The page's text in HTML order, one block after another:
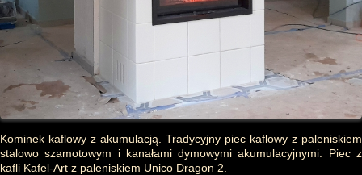
Kominek kaflowy z akumulacją. Tradycyjny piec kaflowy z paleniskiem
stalowo szamotowym i kanałami dymowymi akumulacyjnymi. Piec z
kafli Kafel-Art z paleniskiem Unico Dragon 2.